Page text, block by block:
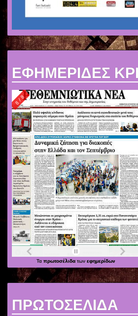
ΕΦΗΜΕΡΙΔΕΣ
Τα πρωτοσέλιδα των εφημερίδων
ΠΡΩΤΟΣΕΛΙΔΑ